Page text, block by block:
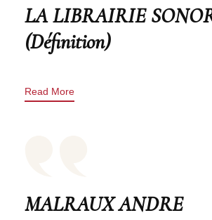
LA LIBRAIRIE
(Définition)
Read More
MALRAUX ANDRE